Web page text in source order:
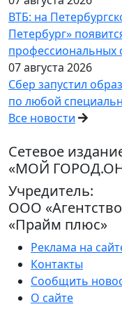
ВТБ: на
Петербург»
профессиональных
07 августа 2026
Сбер запустил
по любой
Все новости
Сетевое
«МОЙ
Учредитель:
ООО
«Прайм плюс»
Реклама на
Контакты
Сообщить
О сайте